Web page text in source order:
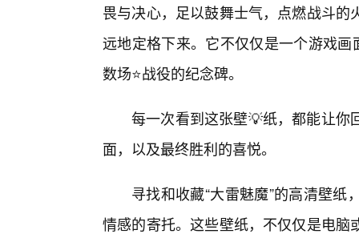
畏与决心，足以鼓舞士气，点燃战斗
远地定格下来。它不仅仅是一个游戏
数场⭐战役的纪念碑。
每一次看到这张壁💡纸，都能让你
面，以及最终胜利的喜悦。
寻找和收藏“大雷魅魔”的高清壁
情感的寄托。这些壁纸，不仅仅是电